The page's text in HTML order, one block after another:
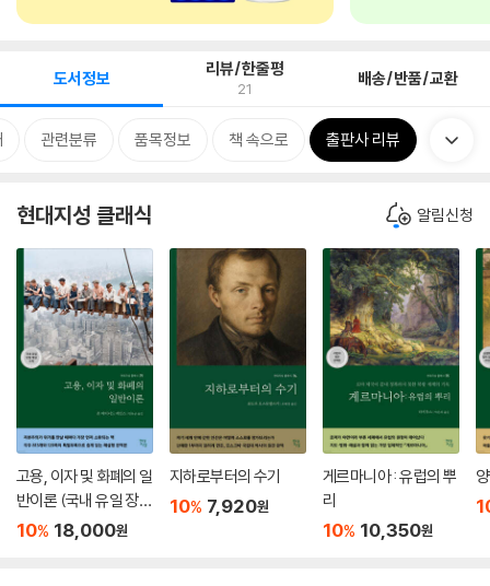
도서정보 리뷰/한줄평
21 배송/반품/교환
관련분류 품목정보 책 속으로 출판사 리뷰
현대지성 클래식 알림신청
고용, 이자 및 화폐의 일
반이론 (국내 유일 장별
해설 수록)
10% 18,000원
지하로부터의 수기
10% 7,920원
게르마니아 : 유럽의 뿌
리
10% 10,350원